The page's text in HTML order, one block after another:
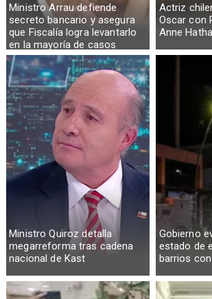
Ministro Arrau defiende
secreto bancario y asegura
que Fiscalía logra levantarlo
en la mayoría de casos
Actriz
Oscar con
Anne
Ministro Quiroz detalla
megarreforma tras cadena
nacional de Kast
Gobierno
estado de
barrios